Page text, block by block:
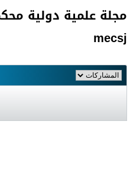
مجلة علمية دولية
mecsj